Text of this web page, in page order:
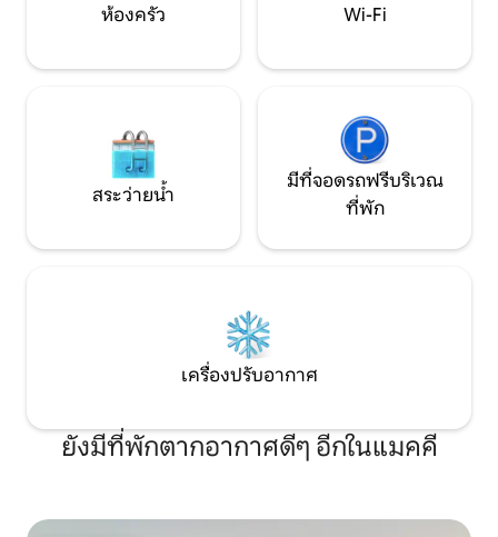
ห้องครัว Wi-Fi
สระว่ายน้ำ
มีที่จอดรถฟรีบริเวณ
ที่พัก
เครื่องปรับอากาศ
ยังมีที่พักตากอากาศดีๆ อีกในแมคคี